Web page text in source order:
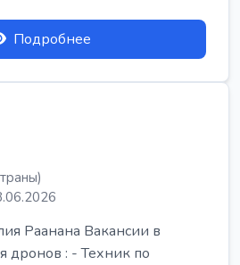
Подробнее
Раанана Вакансии в
дронов : - Техник по